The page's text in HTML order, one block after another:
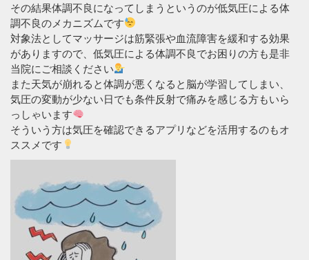
その結果体調不良になってしまうというのが低気圧による体
調不良のメカニズムです
対象法としてマッサージは筋緊張や血流障害を緩和する効果
がありますので、低気圧による体調不良でお困りの方も是非
当院にご相談ください
また天気が崩れると体調が悪くなると脳が学習してしまい、
気圧の変動が少ない日でも条件反射で痛みを感じる方もいら
っしゃいます
そういう方は気圧を確認できるアプリなどを活用するのもオ
ススメです